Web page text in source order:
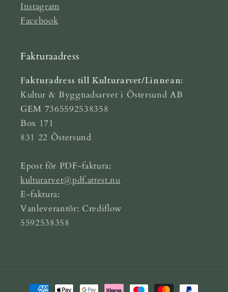
Instagram
Facebook
Fakturaadress
Fakturadress till Kulturarvet/Linnean:
Kultur & Byggnadsarvet i Östersund AB
GEM 7365592538358
Box 171
831 22 Östersund
Epost för PDF-faktura:
kulturarvet@pdf.attest.nu
E-faktura:
Vanleverantör: Crediflow
5592538358
Betalningsmetoder